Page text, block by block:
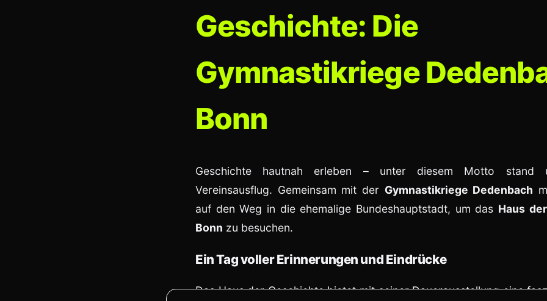
Geschichte: Die
Gymnastikriege
Bonn
Geschichte hautnah erleben – unter diesem Motto stand
Vereinsausflug. Gemeinsam mit der Gymnastikriege Dedenbach
auf den Weg in die ehemalige Bundeshauptstadt, um das Haus
Bonn zu besuchen.
Ein Tag voller Erinnerungen und Eindrücke
Das Haus der Geschichte bietet mit seiner Dauerausstellung eine